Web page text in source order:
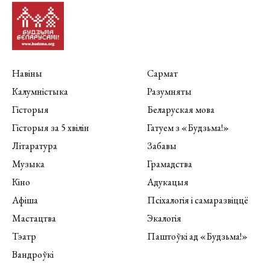
Навіны
Калумністыка
Гісторыя
Гісторыя за 5 хвілін
Літаратура
Музыка
Кіно
Афіша
Мастацтва
Тэатр
Вандроўкі
Сармат
Разумняты
Беларуская мова
Гатуем з «Будзьма!»
Забавы
Грамадства
Адукацыя
Псіхалогія і самаразвіццё
Экалогія
Паштоўкі ад «Будзьма!»